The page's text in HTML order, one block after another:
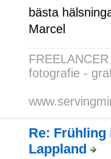
bästa
Marcel
fotografie -
Re: Frühling
Lappland